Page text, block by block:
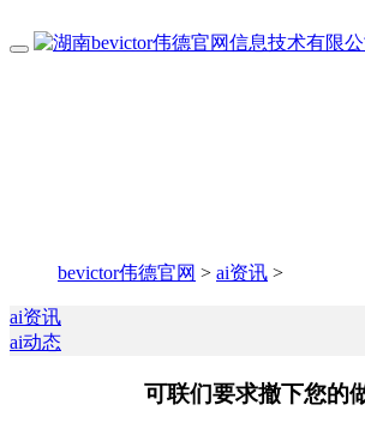
bevictor伟德官网 > ai资讯 >
ai资讯
ai动态
可联们要求撤下您的